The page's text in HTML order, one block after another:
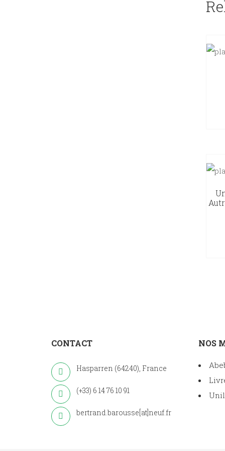
CONTACT
Hasparren (64240), France
(+33) 6 14 76 10 91
bertrand.barousse[at]neuf.fr
NOS